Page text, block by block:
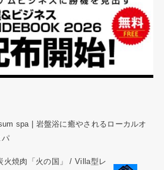
spa | 岩盤浴に癒やされるローカルオ
パ
火焼肉「火の国」 / Villa型レ